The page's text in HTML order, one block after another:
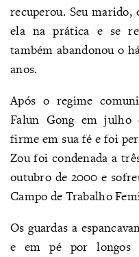
recuperou. Seu marido,
ela na prática e se
também abandonou o
anos.
Após o regime
Falun Gong em julho
firme em sua fé e foi
Zou foi condenada a
outubro de 2000 e
Campo de Trabalho
Os guardas a
e em pé por longos